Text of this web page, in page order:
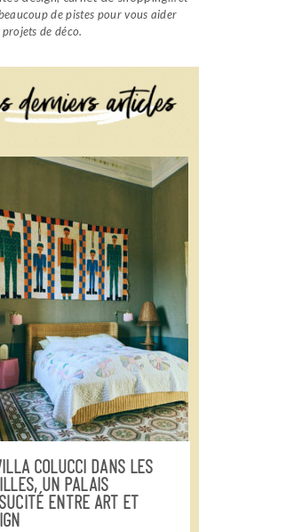
de pistes pour vous aider
de déco.
COLUCCI DANS LES
UN PALAIS
ENTRE ART ET